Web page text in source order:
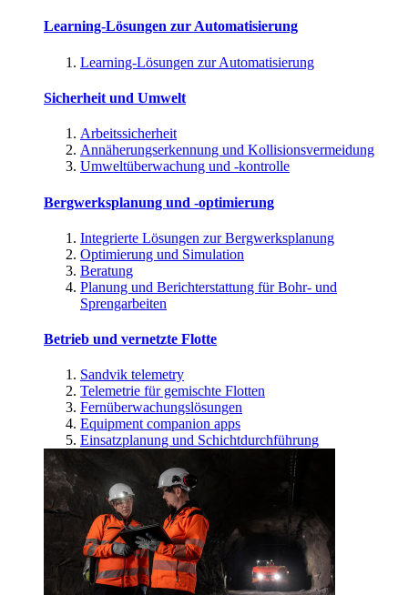
Learning-Lösungen zur Automatisierung
Learning-Lösungen zur Automatisierung
Sicherheit und Umwelt
Arbeitssicherheit
Annäherungserkennung und Kollisionsvermeidung
Umweltüberwachung und -kontrolle
Bergwerksplanung und -optimierung
Integrierte Lösungen zur Bergwerksplanung
Optimierung und Simulation
Beratung
Planung und Berichterstattung für Bohr- und
Sprengarbeiten
Betrieb und vernetzte Flotte
Sandvik telemetry
Telemetrie für gemischte Flotten
Fernüberwachungslösungen
Equipment companion apps
Einsatzplanung und Schichtdurchführung